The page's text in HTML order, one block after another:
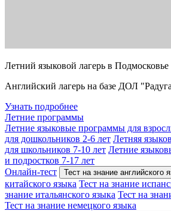
Летний языковой лагерь в Подмосковье
Английский лагерь на базе ДОЛ
Узнать подробнее
Летние программы
Летние языковые программы для
для дошкольников 2-6 лет Летняя
для школьников 7-10 лет Летние
и подростков 7-17 лет
Онлайн-тест
Тест на знание английского
китайского языка Тест на знание
знание итальянского языка Тест на
Тест на знание немецкого языка